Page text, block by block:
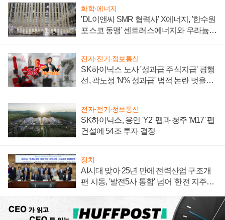
화학·에너지
'DL이앤씨 SMR 협력사' X에너지, '한수원
포스코 동맹' 센트러스에너지와 우라늄
전자·전기·정보통신
SK하이닉스 노사 '성과급 주식지급' 평행
선, 곽노정 'N% 성과급' 법적 논란 벗을지
전자·전기·정보통신
SK하이닉스, 용인 'Y2' 팹과 청주 'M17' 팹
건설에 54조 투자 결정
정치
AI시대 맞아 25년 만에 전력산업 구조개
편 시동, '발전5사 통합' 넘어 '한전 지주사'